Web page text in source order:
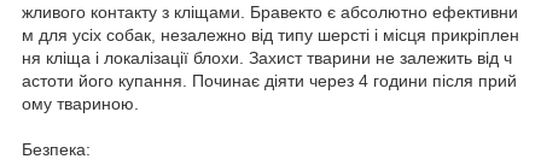
жливого контакту з кліщами. Бравекто є абсолютно ефективни
м для усіх собак, незалежно від типу шерсті і місця прикріплен
ня кліща і локалізації блохи. Захист тварини не залежить від ч
астоти його купання. Починає діяти через 4 години після прий
ому твариною.
Безпека: